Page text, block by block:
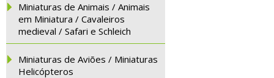
Miniaturas de Animais / Animais
em Miniatura / Cavaleiros
medieval / Safari e Schleich
Miniaturas de Aviões / Miniaturas
Helicópteros